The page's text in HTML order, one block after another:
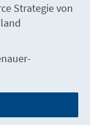
Strategie von